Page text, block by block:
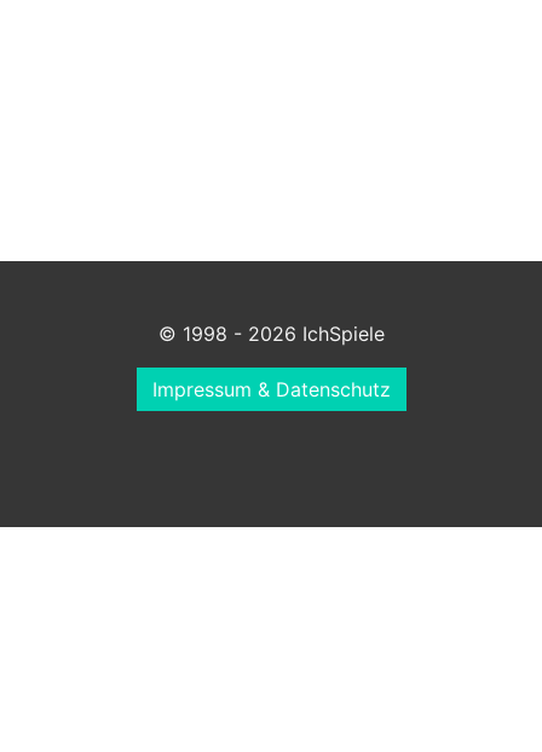
© 1998 - 2026 IchSpiele
Impressum & Datenschutz